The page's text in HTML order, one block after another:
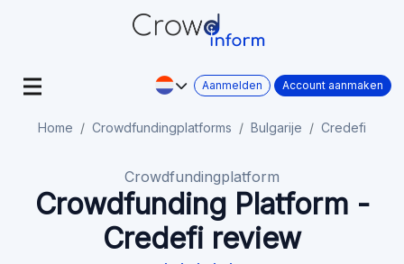
Aanmelden Account aanmaken
Home Crowdfundingplatforms Bulgarije Credefi
Crowdfundingplatform
Crowdfunding Platform -
Credefi review